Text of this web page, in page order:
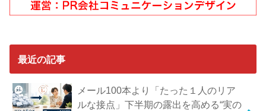
最近の記事
メール100本より「たった１人のリア
ルな接点」下半期の露出を高める“実の